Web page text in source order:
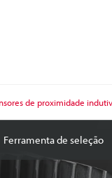
de proximidade
Ferramenta de seleção